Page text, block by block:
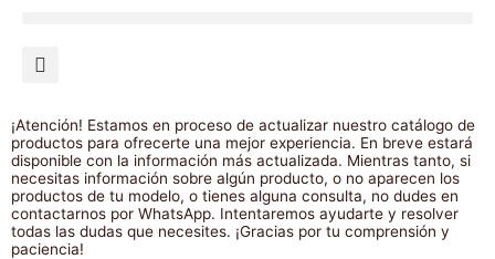
¡Atención! Estamos en proceso de actualizar nuestro catálogo de
productos para ofrecerte una mejor experiencia. En breve estará
disponible con la información más actualizada. Mientras tanto, si
necesitas información sobre algún producto, o no aparecen los
productos de tu modelo, o tienes alguna consulta, no dudes en
contactarnos por WhatsApp. Intentaremos ayudarte y resolver
todas las dudas que necesites. ¡Gracias por tu comprensión y
paciencia!